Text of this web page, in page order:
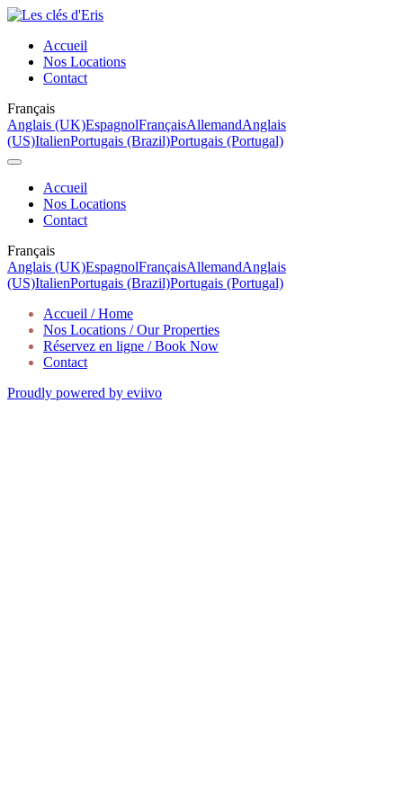
Accueil
Nos Locations
Contact
Français
Anglais (UK)EspagnolFrançaisAllemandAnglais
(US)ItalienPortugais (Brazil)Portugais (Portugal)
Accueil
Nos Locations
Contact
Français
Anglais (UK)EspagnolFrançaisAllemandAnglais
(US)ItalienPortugais (Brazil)Portugais (Portugal)
Accueil / Home
Nos Locations / Our Properties
Réservez en ligne / Book Now
Contact
Proudly powered by eviivo